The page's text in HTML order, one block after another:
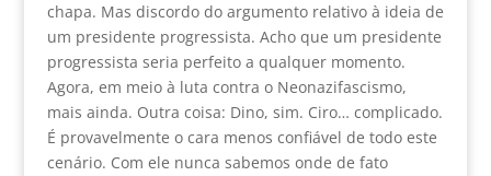
chapa. Mas discordo do argumento relativo à ideia de
um presidente progressista. Acho que um presidente
progressista seria perfeito a qualquer momento.
Agora, em meio à luta contra o Neonazifascismo,
mais ainda. Outra coisa: Dino, sim. Ciro… complicado.
É provavelmente o cara menos confiável de todo este
cenário. Com ele nunca sabemos onde de fato